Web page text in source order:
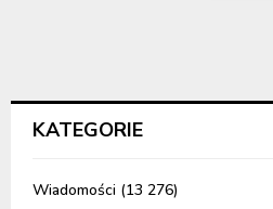
KATEGORIE
Wiadomości (13 276)